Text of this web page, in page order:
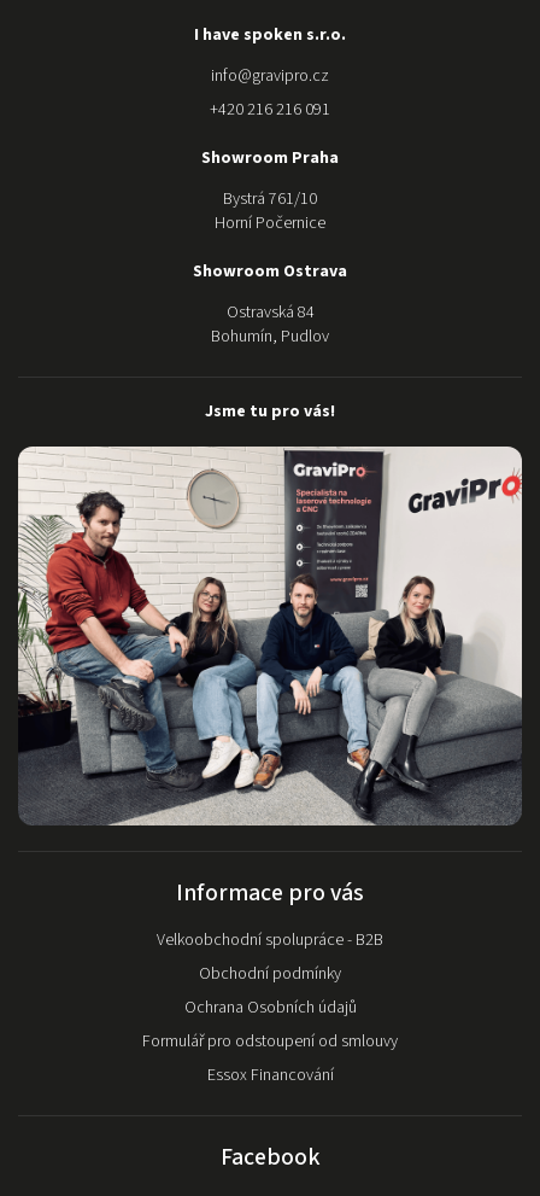
značky u
gravipro.
Stroj nám
složili a
potřebujeme
nastavením
jsou mili a k
samotném
nemluvím,
nádhera:)
dokonalý
pomoc.
I have spoken s.r.o.
info@gravipro.cz
+420 216 216 091
Showroom Praha
Bystrá 761/10
Horní Počernice
Showroom Ostrava
Ostravská 84
Bohumín, Pudlov
Jsme tu pro vás!
Informace pro vás
Velkoobchodní spolupráce - B2B
Obchodní podmínky
Ochrana Osobních údajů
Formulář pro odstoupení od smlouvy
Essox Financování
Facebook